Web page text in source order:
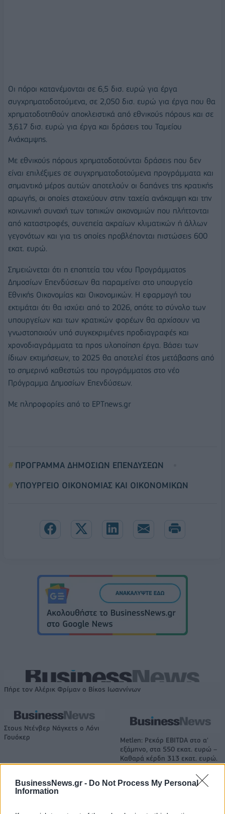
BusinessNews.gr - Do Not Process My Personal
Information
Οι πόροι κατανέμονται σε 6,5 δισ. ευρώ για έργα
συγχρηματοδοτούμενα, σε 2,050 δισ. ευρώ για έργα που θα
χρηματοδοτηθούν αποκλειστικά από εθνικούς πόρους και σε
3,617 δισ. ευρώ για έργα και δράσεις του Ταμείου
Ανάκαμψης.
Με εθνικούς πόρους χρηματοδοτούνται δράσεις που δεν
είναι επιλέξιμες σε συγχρηματοδοτούμενα προγράμματα και
σημαντικό μέρος αυτών αποτελούν οι δαπάνες της κρατικής
αρωγής, οι οποίες στοχεύουν στην ταχεία ανάκαμψη και την
κοινωνική συνοχή των τοπικών οικονομιών που πλήττονται
από καταστροφές, συνεπεία ακραίων κλιματικών ή άλλων
γεγονότων και για τις οποίες προβλέπονται πιστώσεις 600
εκατ. ευρώ.
Σημειώνεται ότι η εποπτεία του νέου Προγράμματος
Δημοσίων Επενδύσεων θα παραμείνει στο υπουργείο
Εθνικής Οικονομίας και Οικονομικών. Η εφαρμογή του
εκτιμάται ότι θα ισχύει από το 2026, οπότε το σύνολο των
υπουργείων και των κρατικών φορέων θα αρχίσουν να
γνωστοποιούν υπό συγκεκριμένες προδιαγραφές και
χρονοδιαγράμματα τα προς υλοποίηση έργα. Βάσει των
ίδιων εκτιμήσεων, το 2025 θα αποτελεί έτος μετάβασης από
το σημερινό καθεστώς του προγράμματος στο νέο
Πρόγραμμα Δημοσίων Επενδύσεων.
Με πληροφορίες από το ΕΡΤnews.gr
ΠΡΟΓΡΑΜΜΑ ΔΗΜΟΣΙΩΝ ΕΠΕΝΔΥΣΕΩΝ
ΥΠΟΥΡΓΕΙΟ ΟΙΚΟΝΟΜΙΑΣ ΚΑΙ ΟΙΚΟΝΟΜΙΚΩΝ
Πήρε τον Αλέρικ Φρίμαν ο Βίκος Ιωαννίνων
Στους Ντένβερ Νάγκετς ο Λόνι
Γουόκερ
Metlen: Ρεκόρ EBITDA στο α'
εξάμηνο, στα 550 εκατ. ευρώ –
Καθαρά κέρδη 313 εκατ. ευρώ.